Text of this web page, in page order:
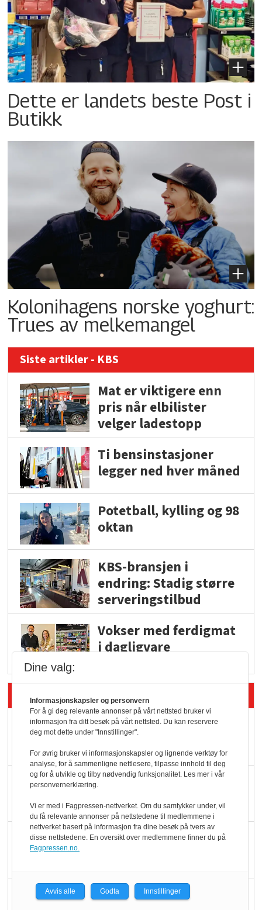
Dette er landets beste Post i
Butikk
Kolonihagens norske yoghurt:
Trues av melkemangel
Siste artikler - KBS
Mat er viktigere enn
pris når elbilister
velger ladestopp
Ti bensinstasjoner
legger ned hver måned
Potetball, kylling og 98
oktan
KBS-bransjen i
endring: Stadig større
serveringstilbud
Vokser med ferdigmat
i dagligvare
Siste artikler - Butikk i praksis
Rema-flaggskip
Slik opprettholdes
ølsalget
Færre varer, men fulle
KI lager mat i butikken
Dine valg:
Informasjonskapsler og personvern
For å gi deg relevante annonser på vårt nettsted bruker vi
informasjon fra ditt besøk på vårt nettsted. Du kan reservere
deg mot dette under "Innstillinger".
For øvrig bruker vi informasjonskapsler og lignende verktøy for
analyse, for å sammenligne nettlesere, tilpasse innhold til deg
og for å utvikle og tilby nødvendig funksjonalitet. Les mer i vår
personvernerklæring.
Vi er med i Fagpressen-nettverket. Om du samtykker under, vil
du få relevante annonser på nettstedene til medlemmene i
nettverket basert på informasjon fra dine besøk på tvers av
disse nettstedene. En oversikt over medlemmene finner du på
Fagpressen.no.
Avvis alle Godta Innstillinger